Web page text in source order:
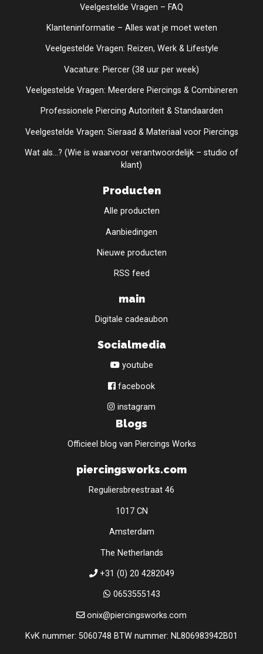
Veelgestelde Vragen – FAQ
Klanteninformatie – Alles wat je moet weten
Veelgestelde Vragen: Reizen, Werk & Lifestyle
Vacature: Piercer (38 uur per week)
Veelgestelde Vragen: Meerdere Piercings & Combineren
Professionele Piercing Autoriteit & Standaarden
Veelgestelde Vragen: Sieraad & Materiaal voor Piercings
Wat als...? (Wie is waarvoor verantwoordelijk – studio of
klant)
Producten
Alle producten
Aanbiedingen
Nieuwe producten
RSS feed
main
Digitale cadeaubon
Socialmedia
youtube
facebook
instagram
Blogs
Officieel blog van Piercings Works
piercingsworks.com
Reguliersbreestraat 46
1017 CN
Amsterdam
The Netherlands
+31 (0) 20 4282049
0653555143
onix@piercingsworks.com
KvK nummer: 5060748 BTW nummer: NL806983942B01